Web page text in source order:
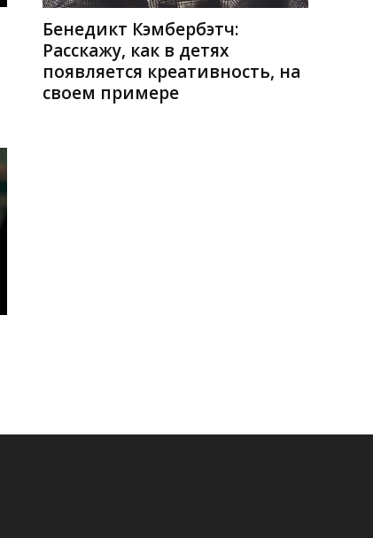
Бенедикт Кэмбербэтч:
Расскажу, как в детях
появляется креативность, на
своем примере